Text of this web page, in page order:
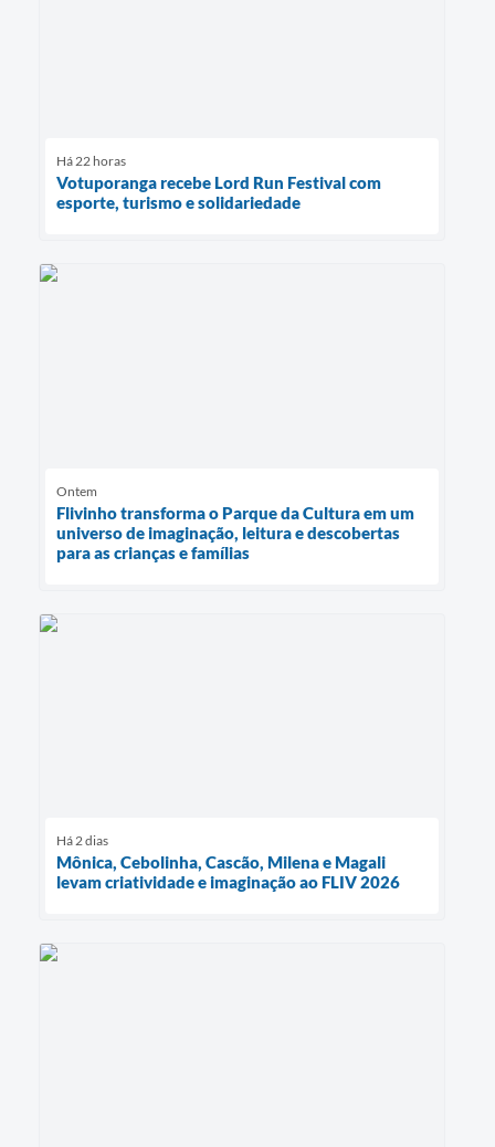
Há 22 horas
Votuporanga recebe Lord Run Festival com
esporte, turismo e solidariedade
Ontem
Flivinho transforma o Parque da Cultura em um
universo de imaginação, leitura e descobertas
para as crianças e famílias
Há 2 dias
Mônica, Cebolinha, Cascão, Milena e Magali
levam criatividade e imaginação ao FLIV 2026